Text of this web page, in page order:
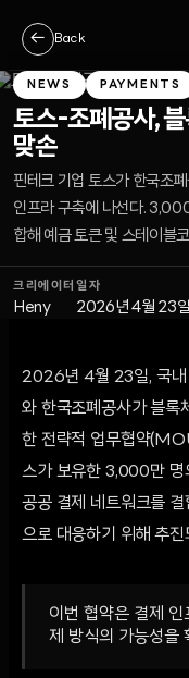
← Back
NEWS PAYMENTS
토스-조폐공사, 블
맞손
핀테크 기업 토스가 한국조
인프라 구축에 나선다.
합해 예금 토큰 및 스테이블
크리에이터
Heny
일자
2026년 4월 23일
2026년 4월 23일, 국내
와 한국조폐공사가 블록
한 전략적 업무협약
스가 보유한 3,000만 명
공공 결제 네트워크를
으로 대응하기 위해 추진
이번 협약은 결제
제 방식의 가능성을